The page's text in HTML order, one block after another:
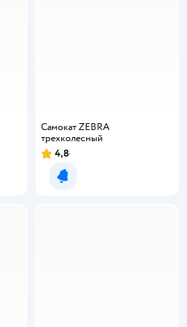
Самокат ZEBRA
трехколесный
4,8
Уведомить о появлении